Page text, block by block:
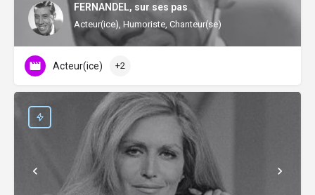
FERNANDEL, sur ses pas
Acteur(ice), Humoriste, Chanteur(se)
Acteur(ice) +2